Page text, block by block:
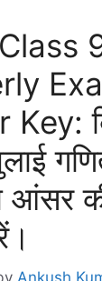
आंसर
Ankush